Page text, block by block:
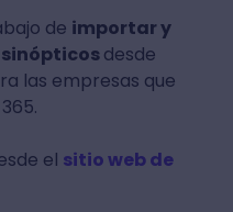
de importar y
desde
las empresas que
el sitio web de